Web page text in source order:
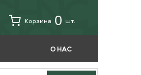
Корзина 0 шт.
О НАС